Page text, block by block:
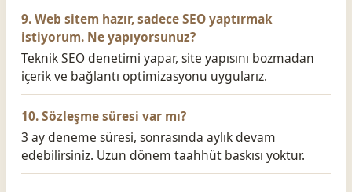
9. Web sitem hazır, sadece SEO yaptırmak
istiyorum. Ne yapıyorsunuz?
Teknik SEO denetimi yapar, site yapısını bozmadan
içerik ve bağlantı optimizasyonu uygularız.
10. Sözleşme süresi var mı?
3 ay deneme süresi, sonrasında aylık devam
edebilirsiniz. Uzun dönem taahhüt baskısı yoktur.